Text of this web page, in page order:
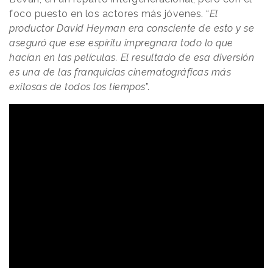
foco puesto en los actores más jóvenes. “El
productor David Heyman era consciente de esto y se
aseguró que ese espíritu impregnara todo lo que
hacían en las películas. El resultado de esa diversión
es una de las franquicias cinematográficas más
exitosas de todos los tiempos”.